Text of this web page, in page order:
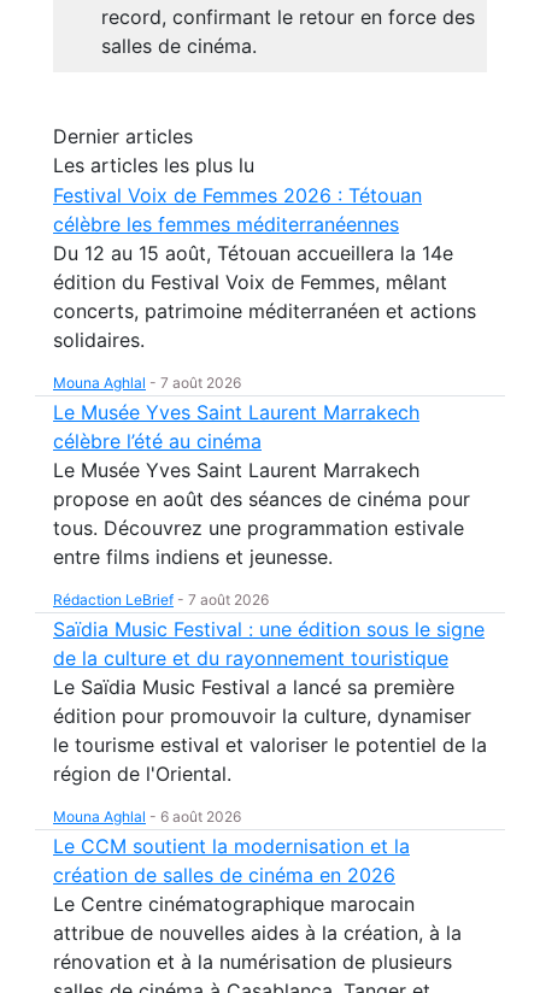
record, confirmant le retour en force des
salles de cinéma.
Dernier articles
Les articles les plus lu
Festival Voix de Femmes 2026 : Tétouan
célèbre les femmes méditerranéennes
Du 12 au 15 août, Tétouan accueillera la 14e
édition du Festival Voix de Femmes, mêlant
concerts, patrimoine méditerranéen et actions
solidaires.
Mouna Aghlal - 7 août 2026
Le Musée Yves Saint Laurent Marrakech
célèbre l’été au cinéma
Le Musée Yves Saint Laurent Marrakech
propose en août des séances de cinéma pour
tous. Découvrez une programmation estivale
entre films indiens et jeunesse.
Rédaction LeBrief - 7 août 2026
Saïdia Music Festival : une édition sous le signe
de la culture et du rayonnement touristique
Le Saïdia Music Festival a lancé sa première
édition pour promouvoir la culture, dynamiser
le tourisme estival et valoriser le potentiel de la
région de l'Oriental.
Mouna Aghlal - 6 août 2026
Le CCM soutient la modernisation et la
création de salles de cinéma en 2026
Le Centre cinématographique marocain
attribue de nouvelles aides à la création, à la
rénovation et à la numérisation de plusieurs